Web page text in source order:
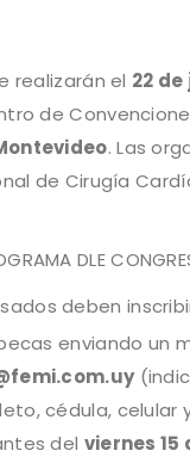
realizarán el 22
de
. Las
de Cirugía
DLE
deben
enviando un
cédula, celular
del viernes 15